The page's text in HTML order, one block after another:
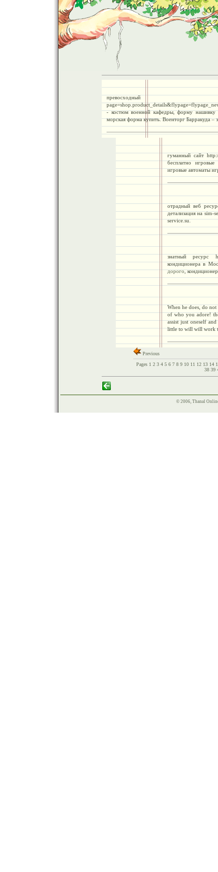
превосходный
- костюм военной кафедры, форму
морская форма купить. Военторг Барракуда
гуманный сайт
бесплатно
игровые автоматы
отрадный веб
детализация на sim-
service.su.
знатный ресурс
кондиционера в
дорого,
When he does, do
of who you adore!
assist just oneself
little to will will work
Previous
Pages 1 2 3 4 5 6 7 8 9 10 11 12 13 14
38 39
© 2006, Thanal